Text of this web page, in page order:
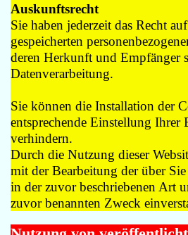
Auskunftsrecht
Sie haben jederzeit das Recht
gespeicherten
deren Herkunft und Empfänger
Datenverarbeitung.
Sie können die Installation der
entsprechende Einstellung Ihrer
verhindern.
Durch die Nutzung dieser
mit der Bearbeitung der über
in der zuvor beschriebenen Art
zuvor benannten Zweck